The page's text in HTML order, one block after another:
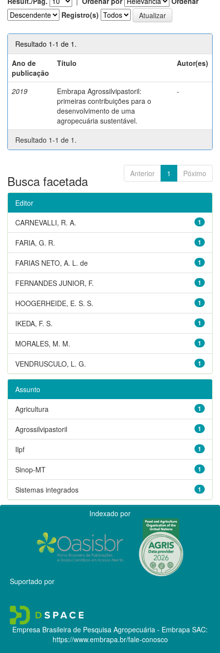
Registro(s)
Resultado 1-1 de 1.
Ano de
publicação
Título Autor(es)
2019
Embrapa Agrossilvipastoril:
primeiras contribuições para o
desenvolvimento de uma
agropecuária sustentável.
-
Resultado 1-1 de 1.
Anterior 1 Póximo
Busca facetada
Editor
1
CARNEVALLI, R. A.
1
FARIA, G. R.
1
FARIAS NETO, A. L. de
1
FERNANDES JUNIOR, F.
1
HOOGERHEIDE, E. S. S.
1
IKEDA, F. S.
1
MORALES, M. M.
1
VENDRUSCULO, L. G.
Assunto
1
Agricultura
1
Agrossilvipastoril
1
Ilpf
1
Sinop-MT
1
Sistemas integrados
Indexado por
Suportado por
Empresa Brasileira de Pesquisa Agropecuária - Embrapa SAC:
https://www.embrapa.br/fale-conosco